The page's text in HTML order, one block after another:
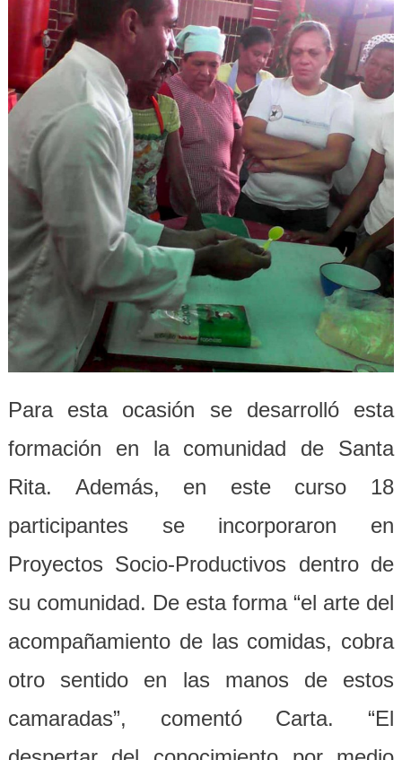
Para esta ocasión se desarrolló esta
formación en la comunidad de Santa
Rita. Además, en este curso 18
participantes se incorporaron en
Proyectos Socio-Productivos dentro de
su comunidad. De esta forma “el arte del
acompañamiento de las comidas, cobra
otro sentido en las manos de estos
camaradas”, comentó Carta. “El